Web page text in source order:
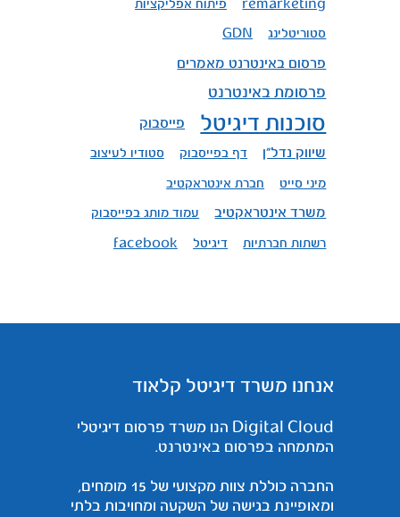
remarketing פיתוח אפליקציות
סטוריטלינג GDN
פרסום באינטרנט מאמרים
פרסומת באינטרנט
סוכנות דיגיטל
פייסבוק
שיווק נדל"ן
דף בפייסבוק סטודיו לעיצוב
מיני סייט חברת אינטראקטיב
משרד אינטראקטיב עמוד מותג בפייסבוק
רשתות חברתיות דיגיטל facebook
אנחנו משרד דיגיטל קלאוד
Digital Cloud הנו משרד פרסום דיגיטלי
המתמחה בפרסום באינטרנט.
החברה כוללת צוות מקצועי של 15 מומחים,
ומאופיינת בגישה של השקעה ומחויבות בלתי